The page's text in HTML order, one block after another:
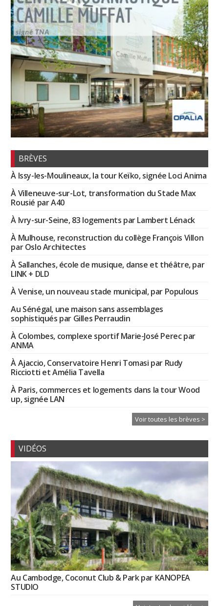
BRÈVES
À Issy-les-Moulineaux, la tour Keïko, signée Loci Anima
À Villeneuve-sur-Lot, transformation du Stade Max
Rousié par A40
À Ivry-sur-Seine, 83 logements par Lambert Lénack
À Mulhouse, reconstruction du collège François Villon
par Oslo Architectes
À Sallanches, école de musique, danse et théâtre, par
LINK + DLD
À Venise, un nouveau stade municipal, par Populous
Au Sénégal, une maison sans assemblages
sophistiqués par Gilles Perraudin
À Colombes, complexe sportif Marie-José Perec par
ANMA
À Ajaccio, Conservatoire Henri Tomasi par Rudy
Ricciotti et Amélia Tavella
À Paris, commerces et logements dans la tour Wood
up, signée LAN
Voir toutes les brèves >
VIDÉOS
Au Cambodge, Coconut Club & Park par KANOPEA
STUDIO